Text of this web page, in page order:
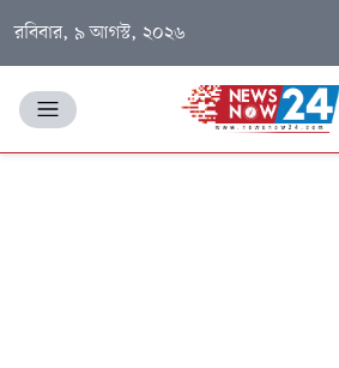
রবিবার, ৯ আগস্ট, ২০২৬